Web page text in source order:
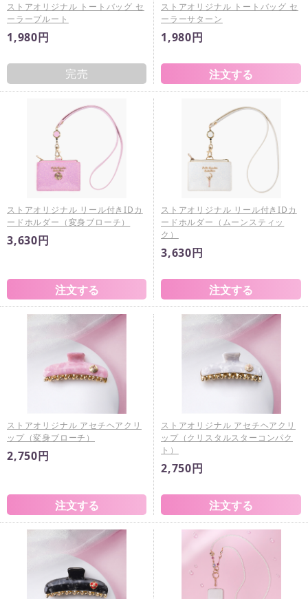
ストアオリジナル トートバッグ セ
ーラープルート
1,980円
完売
ストアオリジナル トートバッグ セ
ーラーサターン
1,980円
ストアオリジナル リール付きIDカ
ードホルダー（変身ブローチ）
3,630円
ストアオリジナル リール付きIDカ
ードホルダー（ムーンスティッ
ク）
3,630円
ストアオリジナル アセチヘアクリ
ップ（変身ブローチ）
2,750円
ストアオリジナル アセチヘアクリ
ップ（クリスタルスターコンパク
ト）
2,750円